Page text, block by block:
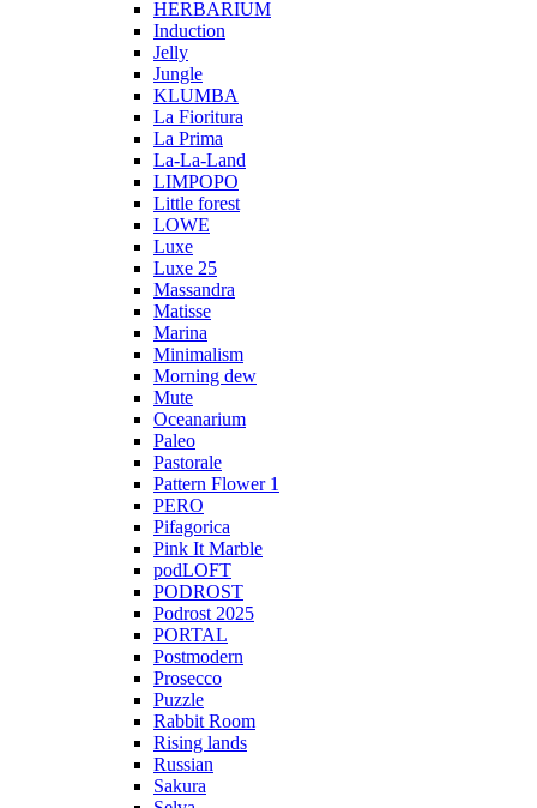
HERBARIUM
Induction
Jelly
Jungle
KLUMBA
La Fioritura
La Prima
La-La-Land
LIMPOPO
Little forest
LOWE
Luxe
Luxe 25
Massandra
Matisse
Marina
Minimalism
Morning dew
Mute
Oceanarium
Paleo
Pastorale
Pattern Flower 1
PERO
Pifagorica
Pink It Marble
podLOFT
PODROST
Podrost 2025
PORTAL
Postmodern
Prosecco
Puzzle
Rabbit Room
Rising lands
Russian
Sakura